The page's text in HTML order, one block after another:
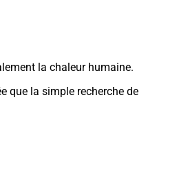
la chaleur humaine.
que la simple recherche de